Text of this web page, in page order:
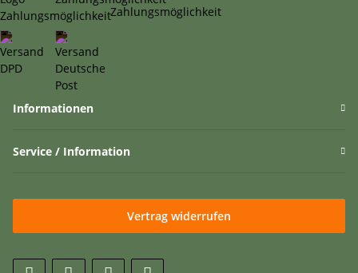
Informationen
Service / Information
Vertrag widerrufen